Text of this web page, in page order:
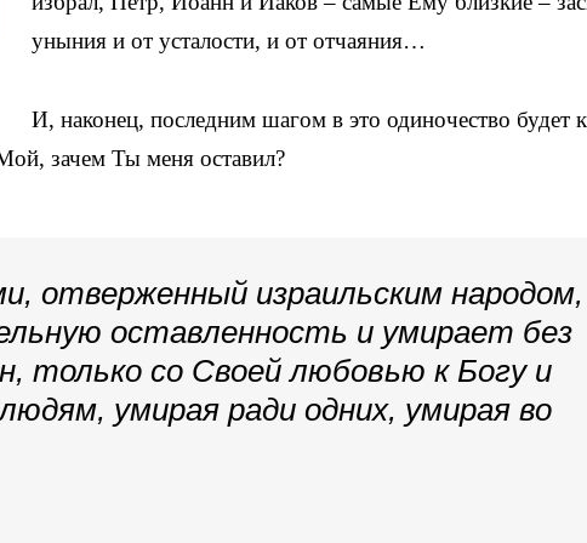
уныния и от усталости, и от отчаяния…
И, наконец, последним шагом в это одиночество будет
зачем Ты меня оставил?
отверженный израильским народом,
оставленность и умирает без
только со Своей любовью к Богу и
умирая ради одних, умирая во